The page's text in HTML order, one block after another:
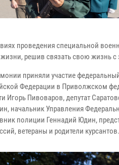
проведения специальной
решив связать свою жизнь
приняли участие
Федерации в Приволжском
Игорь Пивоваров, депутат
начальник Управления
полиции Геннадий Юдин,
ветераны и родители курсантов.